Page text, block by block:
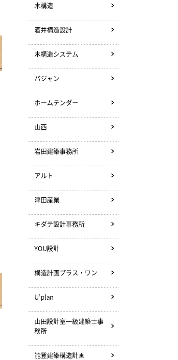
木構造
酒井構造設計
木構造システム
バジャン
ホームテンダー
山西
岩田建築事務所
アルト
津田産業
キダテ設計事務所
YOU設計
構造計画プラス・ワン
U’plan
山田設計室一級建築士事
務所
能登建築構造計画